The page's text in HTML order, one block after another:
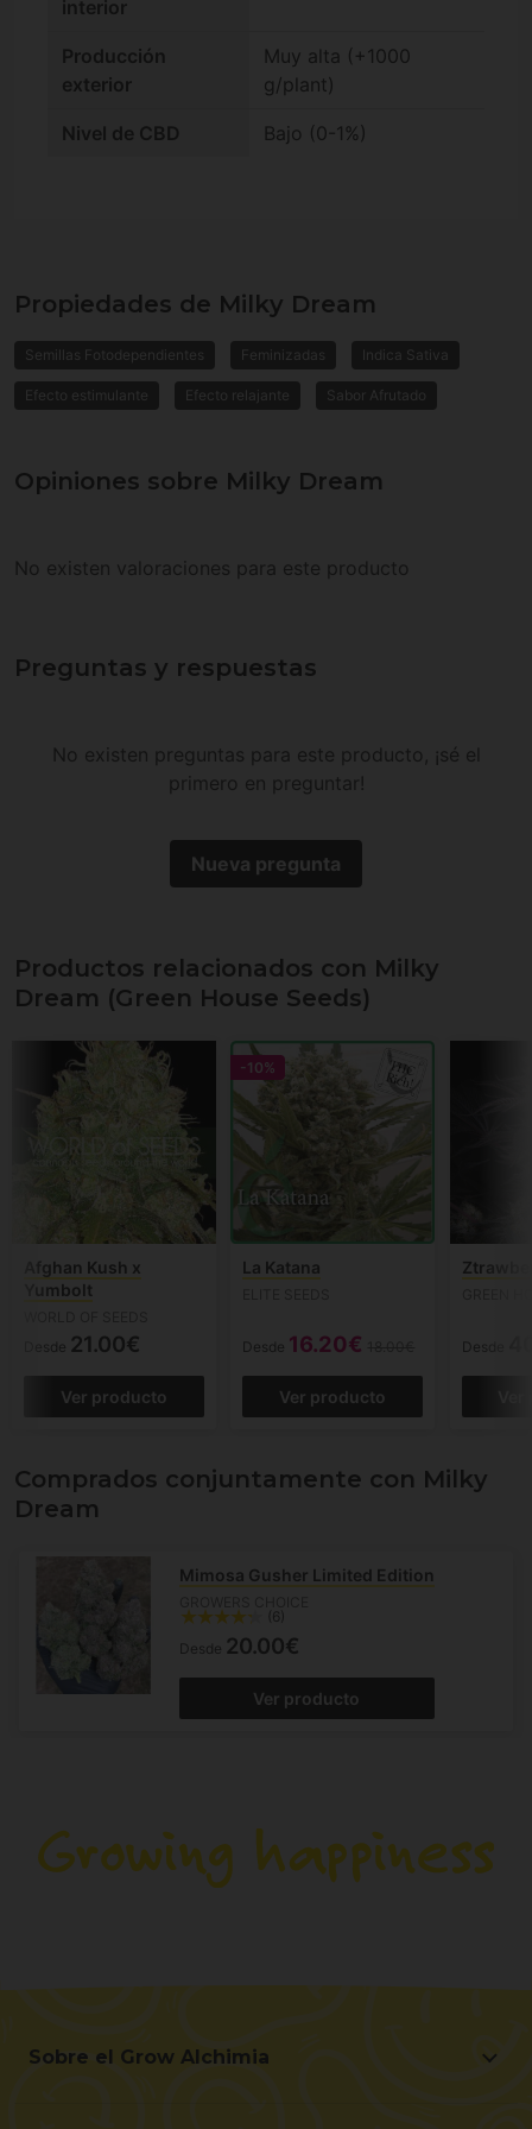
interior
Producción
exterior
Muy alta (+1000
g/plant)
Nivel de CBD Bajo (0-1%)
Propiedades de Milky Dream
Semillas Fotodependientes Feminizadas Indica Sativa
Efecto estimulante Efecto relajante Sabor Afrutado
Opiniones sobre Milky Dream
No existen valoraciones para este producto
Preguntas y respuestas
No existen preguntas para este producto, ¡sé el
primero en preguntar!
Nueva pregunta
Productos relacionados con Milky
Dream (Green House Seeds)
Afghan Kush x
Yumbolt
Desde 21.00€
Ver producto
-10%
La Katana
Desde 16.20€
Ver producto
Desde
Comprados conjuntamente con Milky
Dream
Mimosa Gusher Limited Edition
(6)
Desde 20.00€
Ver producto
Sobre el Grow Alchimia